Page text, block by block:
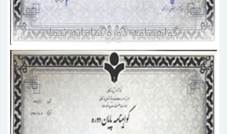
گواهینامه دوره سامانه نیما